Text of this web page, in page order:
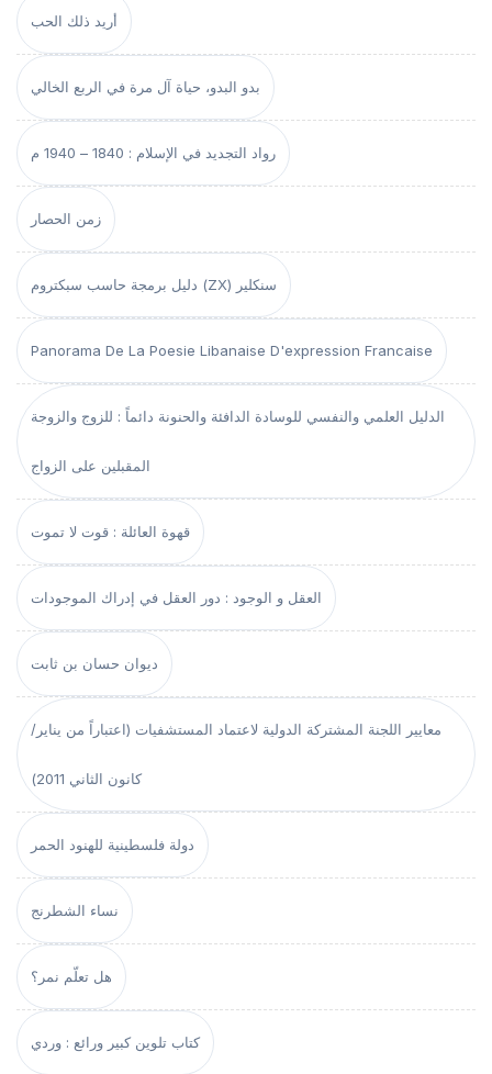
أريد ذلك الحب
بدو البدو، حياة آل مرة في الربع الخالي
رواد التجديد في الإسلام : 1840 – 1940 م
زمن الحصار
دليل برمجة حاسب سبكتروم (ZX) سنكلير
Panorama De La Poesie Libanaise D'expression Francaise
الدليل العلمي والنفسي للوسادة الدافئة والحنونة دائماً : للزوج والزوجة
المقبلين على الزواج
قهوة العائلة : قوت لا تموت
العقل و الوجود : دور العقل في إدراك الموجودات
ديوان حسان بن ثابت
معايير اللجنة المشتركة الدولية لاعتماد المستشفيات (اعتباراً من يناير/
كانون الثاني 2011)
دولة فلسطينية للهنود الحمر
نساء الشطرنج
هل تعلّم نمر؟
كتاب تلوين كبير ورائع : وردي